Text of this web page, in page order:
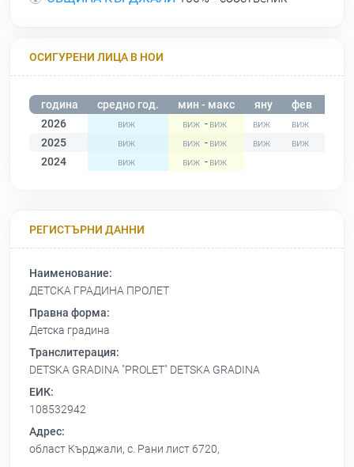
ОСИГУРЕНИ ЛИЦА В НОИ
година средно год. мин - макс яну фев
2026
-
2025
-
2024
-
РЕГИСТЪРНИ ДАННИ
Наименование:
ДЕТСКА ГРАДИНА ПРОЛЕТ
Правна форма:
Детска градина
Транслитерация:
DETSKA GRADINA "PROLET" DETSKA GRADINA
ЕИК:
108532942
Адрес:
област Кърджали, с. Рани лист 6720,